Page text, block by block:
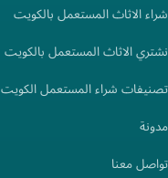
شراء الاثاث المستعمل بالكويت
نشتري الاثاث المستعمل بالكويت
تصنيفات شراء المستعمل الكويت
مدونة
تواصل معنا